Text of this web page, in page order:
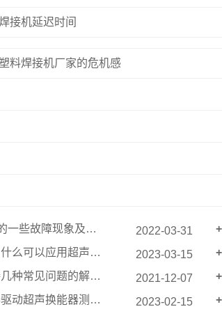
接机延迟时间
料焊接机厂家的危机感
故障现象及解决方法 2022-03-31
以应用超声波焊接机？
2023-03-15
常见问题的解决方法
2021-12-07
超声换能器测试应用
2023-02-15